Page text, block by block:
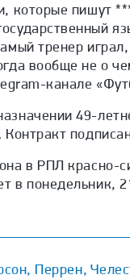
которые пишут
тренер
вообще не о
канале
49-
Контракт
в РПЛ красно-
в понедельник,
Перрен,